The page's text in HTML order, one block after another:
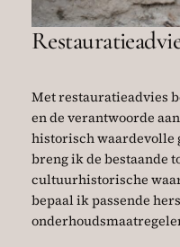
Met restauratieadvies
en de verantwoorde
historisch waardevolle
breng ik de bestaande
cultuurhistorische
bepaal ik passende